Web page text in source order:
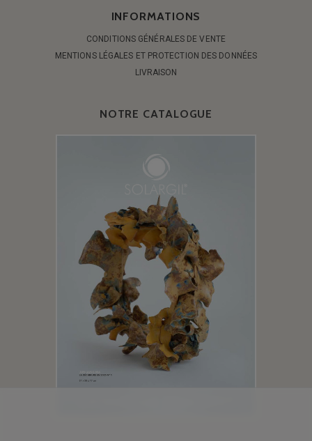
INFORMATIONS
CONDITIONS GÉNÉRALES DE VENTE
MENTIONS LÉGALES ET PROTECTION DES DONNÉES
LIVRAISON
NOTRE CATALOGUE